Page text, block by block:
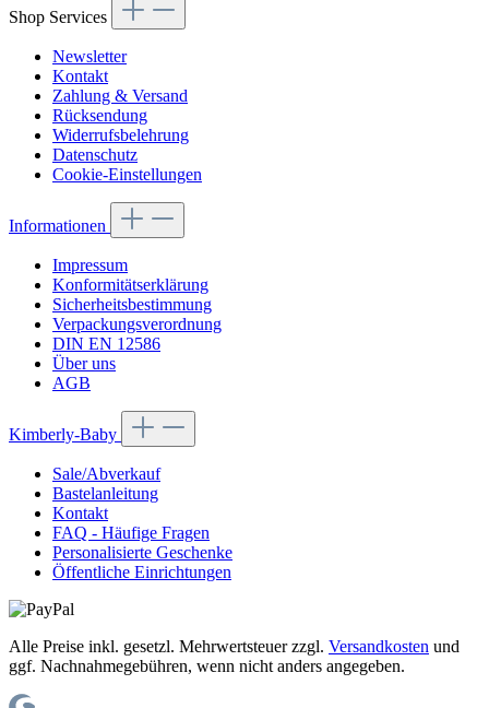
Shop Services
Newsletter
Kontakt
Zahlung & Versand
Rücksendung
Widerrufsbelehrung
Datenschutz
Cookie-Einstellungen
Informationen
Impressum
Konformitätserklärung
Sicherheitsbestimmung
Verpackungsverordnung
DIN EN 12586
Über uns
AGB
Kimberly-Baby
Sale/Abverkauf
Bastelanleitung
Kontakt
FAQ - Häufige Fragen
Personalisierte Geschenke
Öffentliche Einrichtungen
Alle Preise inkl. gesetzl. Mehrwertsteuer zzgl. Versandkosten und
ggf. Nachnahmegebühren, wenn nicht anders angegeben.